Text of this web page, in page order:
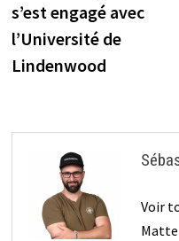
l’article
s’est engagé avec
l’Université de
Lindenwood
Voir